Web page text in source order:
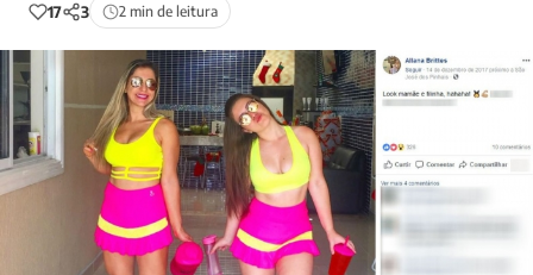
17 3 2 min de leitura